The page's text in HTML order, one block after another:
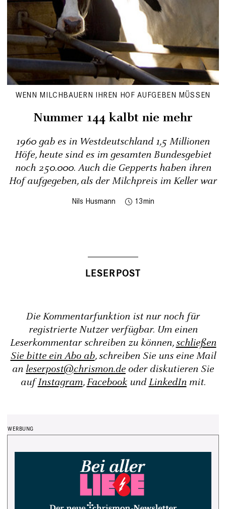
WENN MILCHBAUERN IHREN HOF AUFGEBEN MÜSSEN
Nummer 144 kalbt nie mehr
1960 gab es in Westdeutschland 1,5 Millionen
Höfe, heute sind es im gesamten Bundesgebiet
noch 250.000. Auch die Gepperts haben ihren
Hof aufgegeben, als der Milchpreis im Keller war
Nils Husmann 13
Die Kommentarfunktion ist nur noch für
registrierte Nutzer verfügbar. Um einen
Leserkommentar schreiben zu können,schließen
Sie bitte ein Abo ab, schreiben Sie uns eine Mail
an leserpost@chrismon.de oder diskutieren Sie
aufInstagram,FacebookundLinkedInmit.